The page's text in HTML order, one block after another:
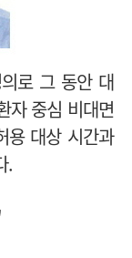
로 그 동안 대
자 중심 비대면
용 대상 시간과
.